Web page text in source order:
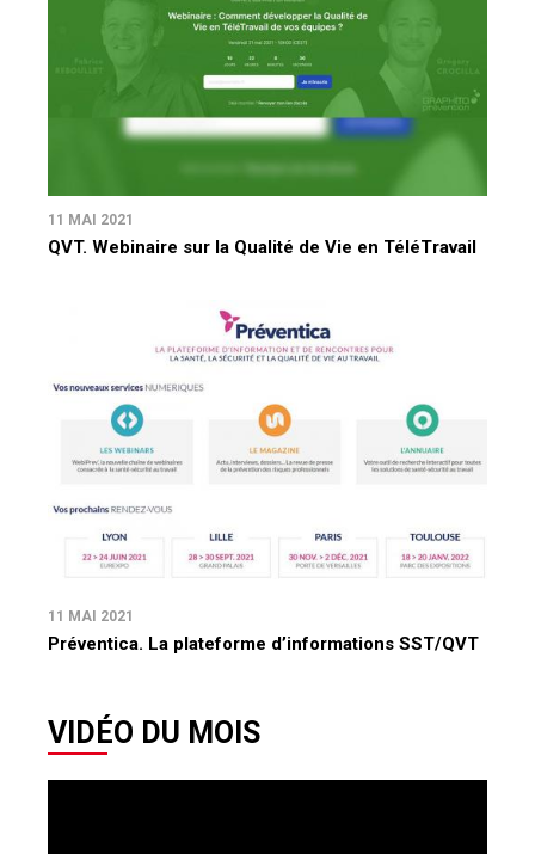
11 MAI 2021
QVT. Webinaire sur la Qualité de Vie en TéléTravail
11 MAI 2021
Préventica. La plateforme d’informations SST/QVT
VIDÉO DU MOIS